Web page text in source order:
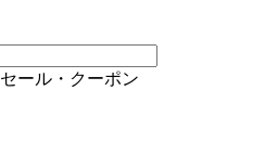
セール・クーポン